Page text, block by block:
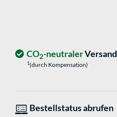
CO2-neutralerVersand
1(durch Kompensation)
Bestellstatus abrufen